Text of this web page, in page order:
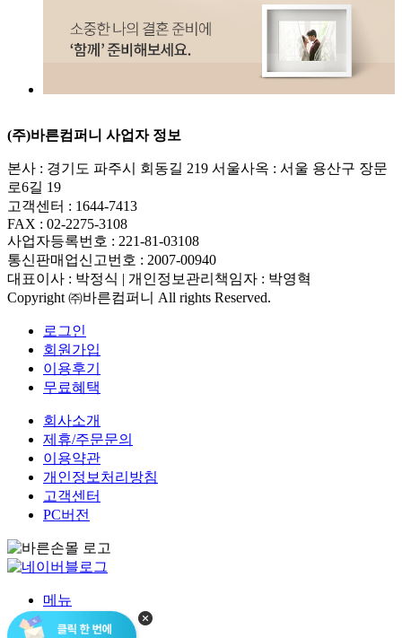
(주)바른컴퍼니 사업자 정보
본사 : 경기도 파주시 회동길 219 서울사옥 : 서울 용산구 장문
로6길 19
고객센터 : 1644-7413
FAX : 02-2275-3108
사업자등록번호 : 221-81-03108
통신판매업신고번호 : 2007-00940
대표이사 : 박정식 | 개인정보관리책임자 : 박영혁
Copyright ㈜바른컴퍼니 All rights Reserved.
로그인
회원가입
이용후기
무료혜택
회사소개
제휴/주문문의
이용약관
개인정보처리방침
고객센터
PC버전
메뉴